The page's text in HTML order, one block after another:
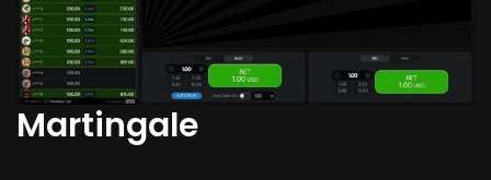
Martingale